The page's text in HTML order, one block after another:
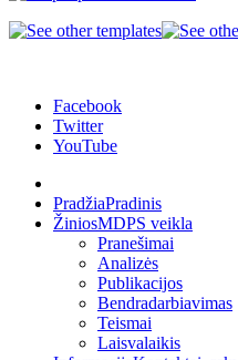
Facebook
Twitter
YouTube
PradžiaPradinis
ŽiniosMDPS veikla
Pranešimai
Analizės
Publikacijos
Bendradarbiavimas
Teismai
Laisvalaikis